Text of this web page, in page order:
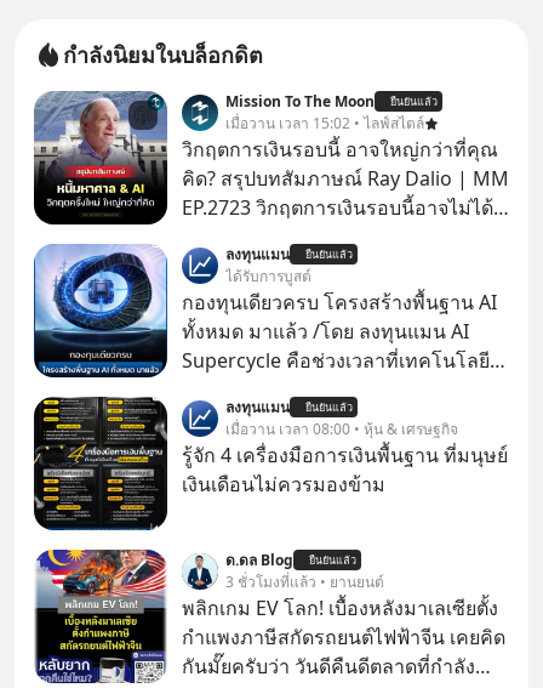
กำลังนิยมในบล็อกดิต
Mission To The Moon ยืนยันแล้ว
เมื่อวาน เวลา 15:02 • ไลฟ์สไตล์
วิกฤตการเงินรอบนี้ อาจใหญ่กว่าที่คุณ
คิด? สรุปบทสัมภาษณ์ Ray Dalio | MM
EP.2723 วิกฤตการเงินรอบนี้อาจไม่ได้
Dalio ชายผู้เคยทำนายวิกฤตเศรษฐกิจ
มาแล้วหลายต่อหลายครั้ง ออกมาส่ง
สัญญาณเตือนระเบิดเวลาลูกใหม่ที่
กำลังก่อตัวขึ้น จาก "ระเบิดหนี้สิน
มหาศาล" ผสานเข้ากับ "ฟองสบู่กระแส
AI" ที่ผู้คนกำลังแห่ไล่ราคาอย่างบ้าคลั่ง
บทเรียนจากประวัติศาสตร์ 500 ปี บอก
อะไรเรา? ระเบียบโลกกำลังจะเปลี่ยน
มือไปในทิศทางไหน? และเราควรรับมือ
ร่วมเจาะลึกบทวิเคราะห์และข้อคิดการ
เงินฉบับ Dalio กันได้ใน EP. นี้
#RayDalio #สรุปบทเรียน #การเงินการ
ลงทุน #MissionToTheMoon
#MissionToTheMoonPodcast
ลงทุนแมน ยืนยันแล้ว
ได้รับการบูสต์
กองทุนเดียวครบ โครงสร้างพื้นฐาน AI
ทั้งหมด มาแล้ว /โดย ลงทุนแมน AI
Supercycle คือช่วงเวลาที่เทคโนโลยี
เคลื่อนหลัก ของการเติบโตทาง
เศรษฐกิจ และวิถีชีวิตของผู้คนอย่าง
ยาวนานต่อจากนี้
ลงทุนแมน ยืนยันแล้ว
เมื่อวาน เวลา 08:00 • หุ้น & เศรษฐกิจ
รู้จัก 4 เครื่องมือการเงินพื้นฐาน ที่มนุษย์
เงินเดือนไม่ควรมองข้าม
ด.ดล Blog ยืนยันแล้ว
3 ชั่วโมงที่แล้ว • ยานยนต์
พลิกเกม EV โลก! เบื้องหลังมาเลเซียตั้ง
กำแพงภาษีสกัดรถยนต์ไฟฟ้าจีน เคยคิด
กันมั๊ยครับว่า วันดีคืนดีตลาดที่กำลัง